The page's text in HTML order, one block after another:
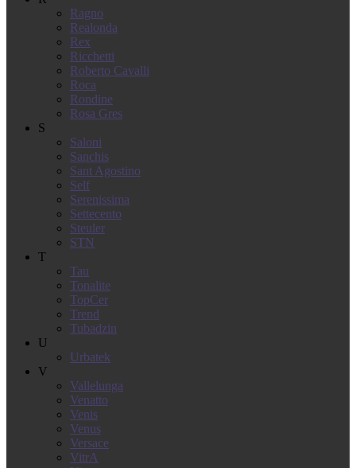
Ragno
Realonda
Rex
Ricchetti
Roberto Cavalli
Roca
Rondine
Rosa Gres
S
Saloni
Sanchis
Sant Agostino
Self
Serenissima
Settecento
Steuler
STN
T
Tau
Tonalite
TopCer
Trend
Tubadzin
U
Urbatek
V
Vallelunga
Venatto
Venis
Venus
Versace
VitrA